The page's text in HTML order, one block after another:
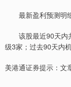
最新盈利预测明
该股最近90天内
级3家；过去90天内
美港通证券提示：文